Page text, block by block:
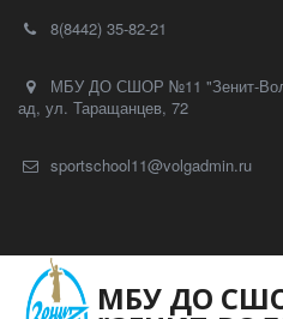
8(8442) 35-82-21
МБУ ДО СШОР №11 "Зенит-
ад, ул. Таращанцев, 72
sportschool11@volgadmin.ru
МБУ ДО